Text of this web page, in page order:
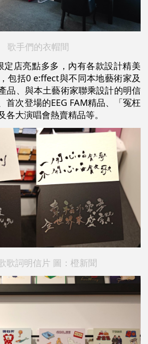
歌手們的衣帽間
定店亮點多多，內有各款設計精美
包括0 e:ffect與不同本地藝術家及
品、與本土藝術家聯乘設計的明信
首次登場的EEG FAM精品、「冤枉
各大演唱會熱賣精品等。
歌詞明信片 圖：橙新聞